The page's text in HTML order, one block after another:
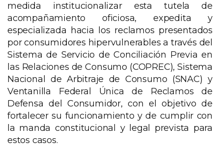
medida institucionalizar esta tutela de
acompañamiento oficiosa, expedita y
especializada hacia los reclamos presentados
por consumidores hipervulnerables a través del
Sistema de Servicio de Conciliación Previa en
las Relaciones de Consumo (COPREC), Sistema
Nacional de Arbitraje de Consumo (SNAC) y
Ventanilla Federal Única de Reclamos de
Defensa del Consumidor, con el objetivo de
fortalecer su funcionamiento y de cumplir con
la manda constitucional y legal prevista para
estos casos.